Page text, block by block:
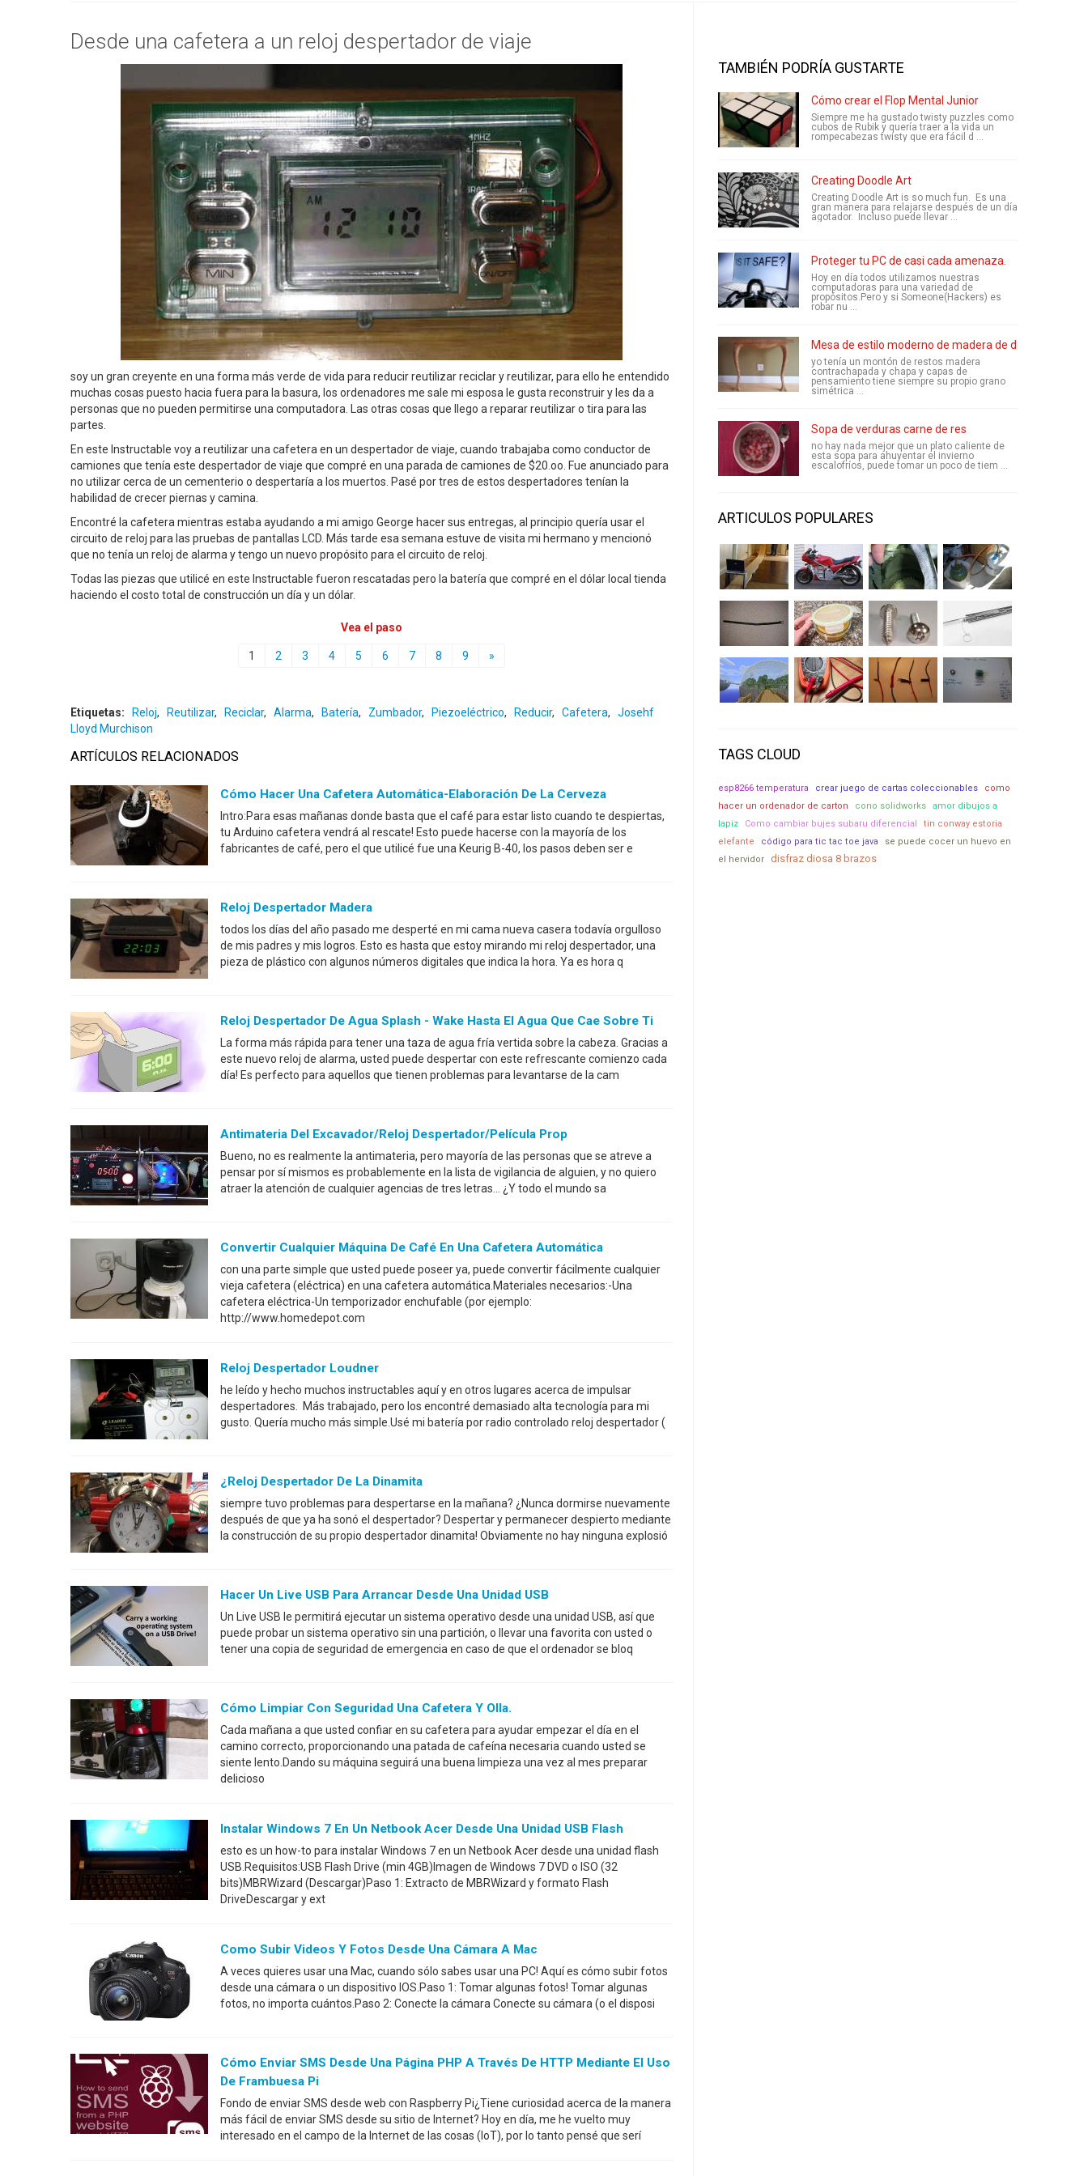
Desde una cafetera a un reloj despertador de viaje
soy un gran creyente en una forma más verde de vida para reducir reutilizar reciclar y reutilizar, para ello he entendido
muchas cosas puesto hacia fuera para la basura, los ordenadores me sale mi esposa le gusta reconstruir y les da a
personas que no pueden permitirse una computadora. Las otras cosas que llego a reparar reutilizar o tira para las
partes.
En este Instructable voy a reutilizar una cafetera en un despertador de viaje, cuando trabajaba como conductor de
camiones que tenía este despertador de viaje que compré en una parada de camiones de $20.oo. Fue anunciado para
no utilizar cerca de un cementerio o despertaría a los muertos. Pasé por tres de estos despertadores tenían la
habilidad de crecer piernas y camina.
Encontré la cafetera mientras estaba ayudando a mi amigo George hacer sus entregas, al principio quería usar el
circuito de reloj para las pruebas de pantallas LCD. Más tarde esa semana estuve de visita mi hermano y mencionó
que no tenía un reloj de alarma y tengo un nuevo propósito para el circuito de reloj.
Todas las piezas que utilicé en este Instructable fueron rescatadas pero la batería que compré en el dólar local tienda
haciendo el costo total de construcción un día y un dólar.
Vea el paso
1 2 3 4 5 6 7 8 9 »
Etiquetas: Reloj, Reutilizar, Reciclar, Alarma, Batería, Zumbador, Piezoeléctrico, Reducir, Cafetera,
Josehf
Lloyd Murchison
ARTÍCULOS RELACIONADOS
Cómo Hacer Una Cafetera Automática-Elaboración De La Cerveza
Intro:Para esas mañanas donde basta que el café para estar listo cuando te despiertas,
tu Arduino cafetera vendrá al rescate! Esto puede hacerse con la mayoría de los
fabricantes de café, pero el que utilicé fue una Keurig B-40, los pasos deben ser e
Reloj Despertador Madera
todos los días del año pasado me desperté en mi cama nueva casera todavía orgulloso
de mis padres y mis logros. Esto es hasta que estoy mirando mi reloj despertador, una
pieza de plástico con algunos números digitales que indica la hora. Ya es hora q
Reloj Despertador De Agua Splash - Wake Hasta El Agua Que Cae Sobre Ti
La forma más rápida para tener una taza de agua fría vertida sobre la cabeza. Gracias a
este nuevo reloj de alarma, usted puede despertar con este refrescante comienzo cada
día! Es perfecto para aquellos que tienen problemas para levantarse de la cam
Antimateria Del Excavador/reloj Despertador/película Prop
Bueno, no es realmente la antimateria, pero mayoría de las personas que se atreve a
pensar por sí mismos es probablemente en la lista de vigilancia de alguien, y no quiero
atraer la atención de cualquier agencias de tres letras... ¿Y todo el mundo sa
Convertir Cualquier Máquina De Café En Una Cafetera Automática
con una parte simple que usted puede poseer ya, puede convertir fácilmente cualquier
vieja cafetera (eléctrica) en una cafetera automática.Materiales necesarios:-Una
cafetera eléctrica-Un temporizador enchufable (por ejemplo:
http://www.homedepot.com
Reloj Despertador Loudner
he leído y hecho muchos instructables aquí y en otros lugares acerca de impulsar
despertadores. Más trabajado, pero los encontré demasiado alta tecnología para mi
gusto. Quería mucho más simple.Usé mi batería por radio controlado reloj despertador (
¿Reloj Despertador De La Dinamita
siempre tuvo problemas para despertarse en la mañana? ¿Nunca dormirse nuevamente
después de que ya ha sonó el despertador? Despertar y permanecer despierto mediante
la construcción de su propio despertador dinamita! Obviamente no hay ninguna explosió
Hacer Un Live USB Para Arrancar Desde Una Unidad USB
Un Live USB le permitirá ejecutar un sistema operativo desde una unidad USB, así que
puede probar un sistema operativo sin una partición, o llevar una favorita con usted o
tener una copia de seguridad de emergencia en caso de que el ordenador se bloq
Cómo Limpiar Con Seguridad Una Cafetera Y Olla.
Cada mañana a que usted confiar en su cafetera para ayudar empezar el día en el
camino correcto, proporcionando una patada de cafeína necesaria cuando usted se
siente lento.Dando su máquina seguirá una buena limpieza una vez al mes preparar
delicioso
Instalar Windows 7 En Un Netbook Acer Desde Una Unidad USB Flash
esto es un how-to para instalar Windows 7 en un Netbook Acer desde una unidad flash
USB.Requisitos:USB Flash Drive (min 4GB)Imagen de Windows 7 DVD o ISO (32
bits)MBRWizard (Descargar)Paso 1: Extracto de MBRWizard y formato Flash
DriveDescargar y ext
Como Subir Videos Y Fotos Desde Una Cámara A Mac
A veces quieres usar una Mac, cuando sólo sabes usar una PC! Aquí es cómo subir fotos
desde una cámara o un dispositivo IOS.Paso 1: Tomar algunas fotos! Tomar algunas
fotos, no importa cuántos.Paso 2: Conecte la cámara Conecte su cámara (o el disposi
Cómo Enviar SMS Desde Una Página PHP A Través De HTTP Mediante El Uso
De Frambuesa Pi
Fondo de enviar SMS desde web con Raspberry Pi¿Tiene curiosidad acerca de la manera
más fácil de enviar SMS desde su sitio de Internet? Hoy en día, me he vuelto muy
interesado en el campo de la Internet de las cosas (IoT), por lo tanto pensé que serí
TAMBIÉN PODRÍA GUSTARTE
Cómo crear el Flop Mental Junior
Siempre me ha gustado twisty puzzles como
cubos de Rubik y quería traer a la vida un
rompecabezas twisty que era fácil d ...
Creating Doodle Art
Creating Doodle Art is so much fun. Es una
gran manera para relajarse después de un día
agotador. Incluso puede llevar ...
Proteger tu PC de casi cada amenaza.
Hoy en día todos utilizamos nuestras
computadoras para una variedad de
propósitos.Pero y si Someone(Hackers) es
robar nu ...
Mesa de estilo moderno de madera de desecho
yo tenía un montón de restos madera
contrachapada y chapa y capas de
pensamiento tiene siempre su propio grano
simétrica ...
Sopa de verduras carne de res
no hay nada mejor que un plato caliente de
esta sopa para ahuyentar el invierno
escalofríos, puede tomar un poco de tiem ...
ARTICULOS POPULARES
TAGS CLOUD
esp8266 temperatura crear juego de cartas coleccionables
como
hacer un ordenador de carton
cono solidworks
amor dibujos a
lapiz
Como cambiar bujes subaru diferencial
tin conway estoria
elefante
código para tic tac toe java
se puede cocer un huevo en
el hervidor
disfraz diosa 8 brazos